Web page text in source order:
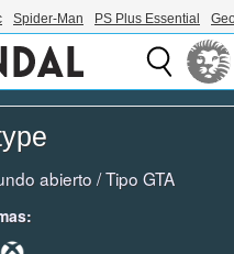
Spider-Man PS Plus Essential
abierto /Tipo GTA